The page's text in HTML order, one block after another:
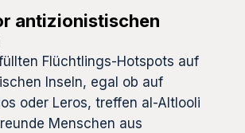
antizionistischen
Flüchtlings-Hotspots auf
Inseln, egal ob auf
oder Leros, treffen al-Altlooli
Menschen aus